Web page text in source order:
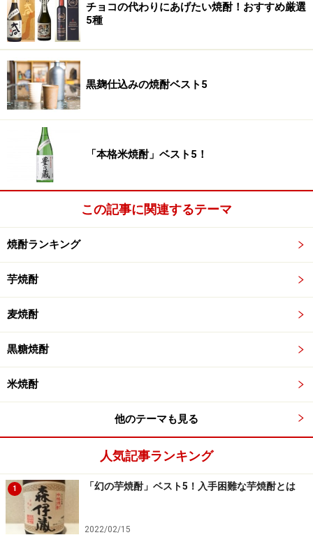
明治18年創業の和蔵酒造は、成田空港の隣に位置する多
市）は、地元の原料の焼酎を造る蔵だ。このあたりは実
はサツマイモの産地。この地で育った「ベニアズマ」
甘さを生かしたすっきりタイプの芋焼酎を千葉県酒販と
のコラボで生み出した。
芋の風味がありながらも、軽快で嫌な癖がなくすっきり
チョコの代わりにあげたい焼酎！おすすめ厳選
5種
黒麹仕込みの焼酎ベスト5
「本格米焼酎」ベスト5！
この記事に関連するテーマ
焼酎ランキング
芋焼酎
麦焼酎
黒糖焼酎
米焼酎
他のテーマも見る
人気記事ランキング
1 「幻の芋焼酎」ベスト5！入手困難な芋焼酎とは
2022/02/15